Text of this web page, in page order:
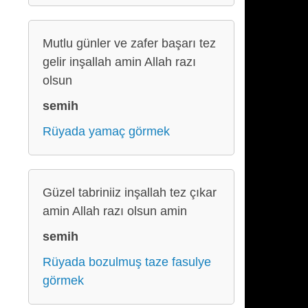
Mutlu günler ve zafer başarı tez
gelir inşallah amin Allah razı
olsun
semih
Rüyada yamaç görmek
Güzel tabriniiz inşallah tez çıkar
amin Allah razı olsun amin
semih
Rüyada bozulmuş taze fasulye
görmek